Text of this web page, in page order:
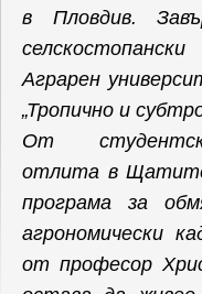
в Пловдив.
Аграрен
„Тропично и
От
отлита в
програма за
агрономически
от професор